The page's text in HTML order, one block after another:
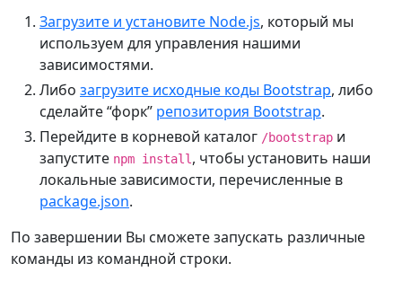
Загрузите и установите Node.js, который мы
используем для управления нашими
зависимостями.
Либо загрузите исходные коды Bootstrap, либо
сделайте “форк” репозитория Bootstrap.
Перейдите в корневой каталог /bootstrap и
запустите npm install , чтобы установить наши
локальные зависимости, перечисленные в
package.json.
По завершении Вы сможете запускать различные
команды из командной строки.